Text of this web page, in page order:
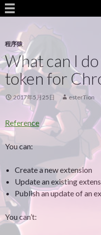
程序猿
What can I
token for
2017年5月25日 esterTion
Reference
You can:
Create a new extension
Update an existing
Publish an update of an
You can’t: